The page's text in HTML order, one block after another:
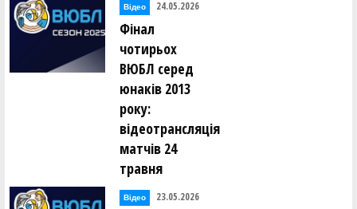
Відео 24.05.2026
Фінал
чотирьох
ВЮБЛ серед
юнаків 2013
року:
відеотрансляція
матчів 24
травня
Відео 23.05.2026